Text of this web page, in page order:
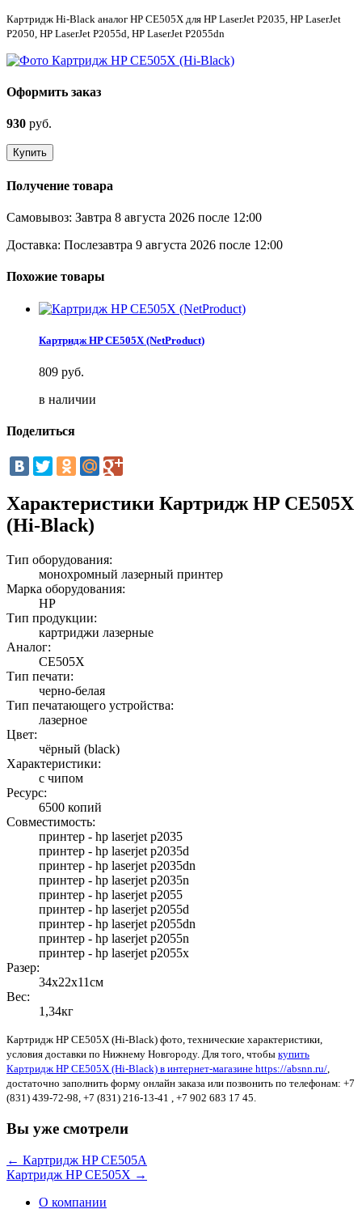
Картридж Hi-Black аналог HP CE505X для HP LaserJet P2035, HP LaserJet
P2050, HP LaserJet P2055d, HP LaserJet P2055dn
Оформить заказ
930 руб.
Купить
Получение товара
Самовывоз: Завтра 8 августа 2026 после 12:00
Доставка: Послезавтра 9 августа 2026 после 12:00
Похожие товары
Картридж HP CE505X (NetProduct)
809 руб.
в наличии
Поделиться
Характеристики Картридж HP CE505X
(Hi-Black)
Тип оборудования:
монохромный лазерный принтер
Марка оборудования:
HP
Тип продукции:
картриджи лазерные
Аналог:
CE505X
Тип печати:
черно-белая
Тип печатающего устройства:
лазерное
Цвет:
чёрный (black)
Характеристики:
с чипом
Ресурс:
6500 копий
Совместимость:
принтер - hp laserjet p2035
принтер - hp laserjet p2035d
принтер - hp laserjet p2035dn
принтер - hp laserjet p2035n
принтер - hp laserjet p2055
принтер - hp laserjet p2055d
принтер - hp laserjet p2055dn
принтер - hp laserjet p2055n
принтер - hp laserjet p2055x
Разер:
34x22x11см
Вес:
1,34кг
Картридж HP CE505X (Hi-Black) фото, технические характеристики,
условия доставки по Нижнему Новгороду. Для того, чтобы купить
Картридж HP CE505X (Hi-Black) в интернет-магазине https://absnn.ru/,
достаточно заполнить форму онлайн заказа или позвонить по телефонам: +7
(831) 439-72-98, +7 (831) 216-13-41 , +7 902 683 17 45.
Вы уже смотрели
← Картридж HP CE505A
Картридж HP CE505X →
О компании